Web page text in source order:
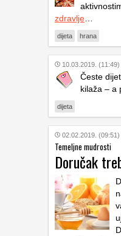
zdravlje
dijeta hrana
10.03.2019. (11:49)
Česte
kilaža – a
dijeta
02.02.2019. (09:51)
Temeljne mudrosti
Doručak